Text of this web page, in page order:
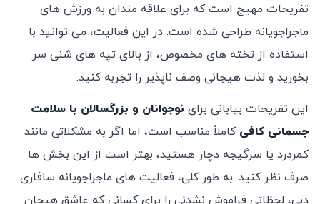
تفریحات مهیج است که برای علاقه‌ مندان به ورزش ‌های
ماجراجویانه طراحی شده است. در این فعالیت، می ‌توانید با
استفاده از تخته‌ های مخصوص، از بالای تپه ‌های شنی سر
بخورید و لذت هیجانی وصف ‌ناپذیر را تجربه کنید.
این تفریحات بیابانی برای نوجوانان و بزرگسالان با سلامت
جسمانی کافی کاملاً مناسب است، اما اگر به مشکلاتی مانند
کمردرد یا سرگیجه دچار هستید، بهتر است از این بخش ‌ها
صرف نظر کنید. به طور کلی، فعالیت‌ های ماجراجویانه سافاری
دبی، لحظاتی فراموش ‌نشدنی را برای کسانی که عاشق هیجان